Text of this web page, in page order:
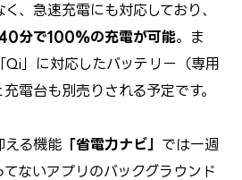
、急速充電にも対応しており、
分で100%の充電が可能。ま
Qi」に対応したバッテリー（専用
電台も別売りされる予定です。
える機能 「省電力ナビ」 では一週
ないアプリのバックグラウンド